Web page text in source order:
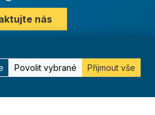
nás
Povolit vybrané Přijmout vše